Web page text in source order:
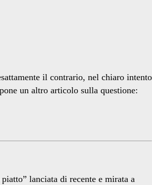
il contrario, nel chiaro intento
un altro articolo sulla questione:
lanciata di recente e mirata a